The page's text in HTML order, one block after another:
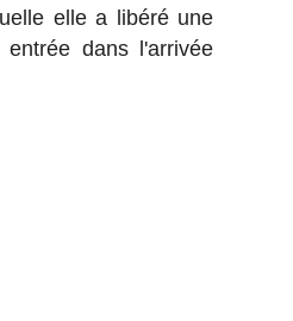
elle a libéré une
dans l'arrivée